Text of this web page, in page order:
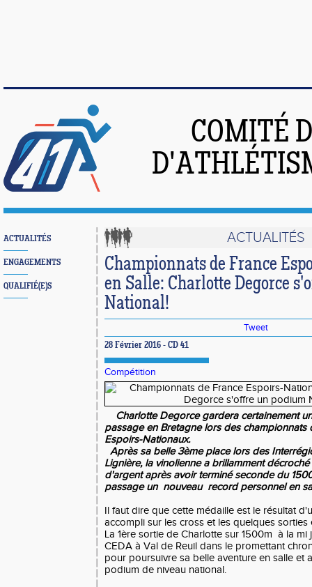
COMITÉ
ACTUALITÉS
ENGAGEMENTS
QUALIFIÉ(E)S
ACTUALITÉS
Championnats de France
en Salle: Charlotte Degorce
National!
Tweet
28 Février 2016 - CD 41
Compétition
Charlotte Degorce gardera certainement
passage en Bretagne lors des championnats
Espoirs-Nationaux.
Après sa belle 3ème place lors des
Lignière, la vinolienne a brillamment
d'argent après avoir terminé seconde du
passage un nouveau record personnel en
Il faut dire que cette médaille est le résultat
accompli sur les cross et les quelques sorties
La 1ère sortie de Charlotte sur 1500m à la
CEDA à Val de Reuil dans le promettant
pour poursuivre sa belle aventure en salle et
podium de niveau national.